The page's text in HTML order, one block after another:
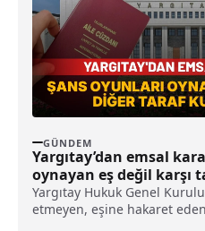
GÜNDEM
Yargıtay’dan emsal
oynayan eş değil karşı
kusurlu sayıldı
Yargıtay Hukuk Genel
etmeyen, eşine hakaret